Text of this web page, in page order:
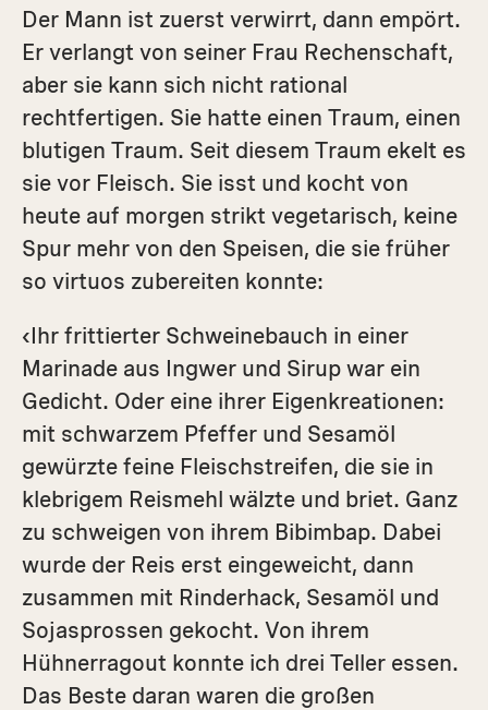
Der Mann ist zuerst verwirrt, dann empört.
Er verlangt von seiner Frau Rechenschaft,
aber sie kann sich nicht rational
rechtfertigen. Sie hatte einen Traum, einen
blutigen Traum. Seit diesem Traum ekelt es
sie vor Fleisch. Sie isst und kocht von
heute auf morgen strikt vegetarisch, keine
Spur mehr von den Speisen, die sie früher
so virtuos zubereiten konnte:
‹Ihr frittierter Schweinebauch in einer
Marinade aus Ingwer und Sirup war ein
Gedicht. Oder eine ihrer Eigenkreationen:
mit schwarzem Pfeffer und Sesamöl
gewürzte feine Fleischstreifen, die sie in
klebrigem Reismehl wälzte und briet. Ganz
zu schweigen von ihrem Bibimbap. Dabei
wurde der Reis erst eingeweicht, dann
zusammen mit Rinderhack, Sesamöl und
Sojasprossen gekocht. Von ihrem
Hühnerragout konnte ich drei Teller essen.
Das Beste daran waren die großen